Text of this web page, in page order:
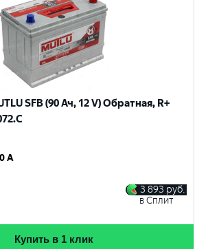
SFB (90 Ач, 12 V) Обратная, R+
A
3 893 руб.
в Сплит
Купить в 1 клик